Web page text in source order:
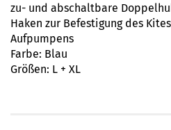
zu- und abschaltbare
Haken zur Befestigung des
Aufpumpens
Farbe: Blau
Größen: L + XL